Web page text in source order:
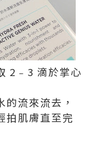
2﹣3 滴於掌心
流來流去，
拍肌膚直至完